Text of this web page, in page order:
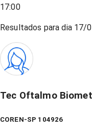
17:00
Resultados para dia 17/
Tec Oftalmo
COREN-SP 104926